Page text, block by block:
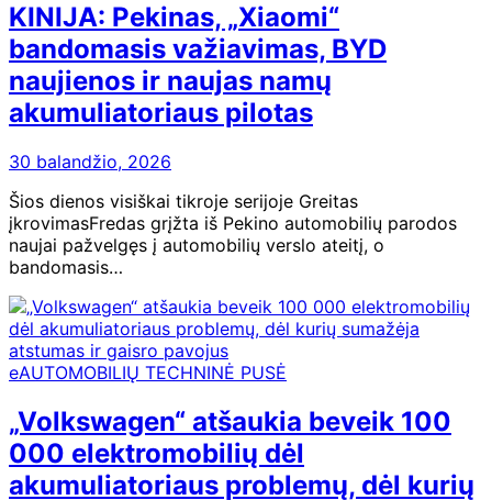
KINIJA: Pekinas, „Xiaomi“
bandomasis važiavimas, BYD
naujienos ir naujas namų
akumuliatoriaus pilotas
30 balandžio, 2026
Šios dienos visiškai tikroje serijoje Greitas
įkrovimasFredas grįžta iš Pekino automobilių parodos
naujai pažvelgęs į automobilių verslo ateitį, o
bandomasis…
eAUTOMOBILIŲ TECHNINĖ PUSĖ
„Volkswagen“ atšaukia beveik 100
000 elektromobilių dėl
akumuliatoriaus problemų, dėl kurių